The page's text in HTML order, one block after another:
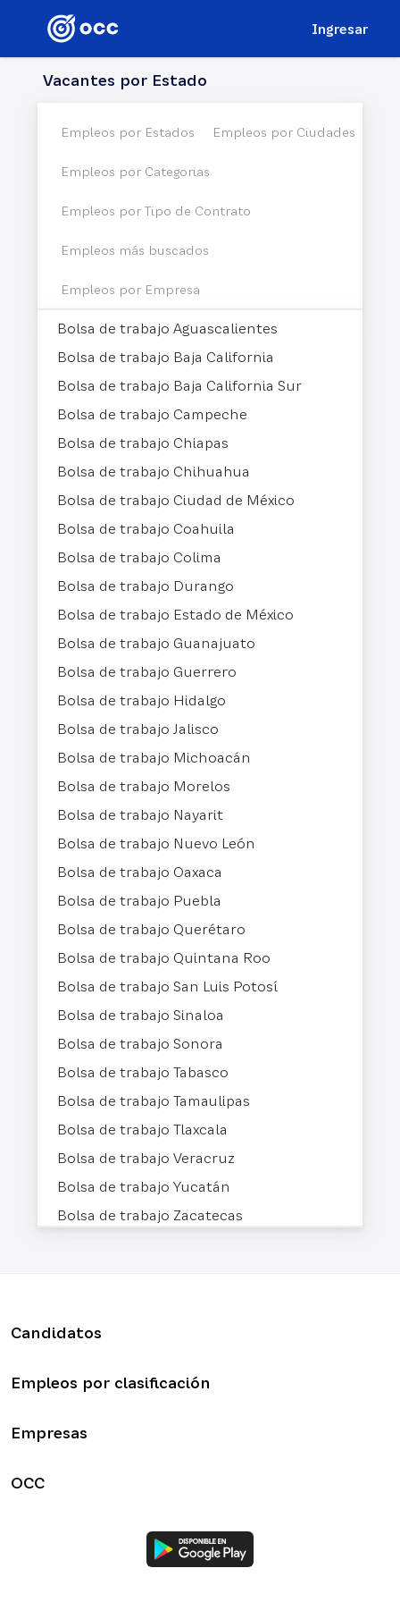
Ingresar
Vacantes por Estado
Empleos por Estados Empleos por Ciudades
Empleos por Categorias
Empleos por Tipo de Contrato
Empleos más buscados
Empleos por Empresa
Bolsa de trabajo Aguascalientes
Bolsa de trabajo Baja California
Bolsa de trabajo Baja California Sur
Bolsa de trabajo Campeche
Bolsa de trabajo Chiapas
Bolsa de trabajo Chihuahua
Bolsa de trabajo Ciudad de México
Bolsa de trabajo Coahuila
Bolsa de trabajo Colima
Bolsa de trabajo Durango
Bolsa de trabajo Estado de México
Bolsa de trabajo Guanajuato
Bolsa de trabajo Guerrero
Bolsa de trabajo Hidalgo
Bolsa de trabajo Jalisco
Bolsa de trabajo Michoacán
Bolsa de trabajo Morelos
Bolsa de trabajo Nayarit
Bolsa de trabajo Nuevo León
Bolsa de trabajo Oaxaca
Bolsa de trabajo Puebla
Bolsa de trabajo Querétaro
Bolsa de trabajo Quintana Roo
Bolsa de trabajo San Luis Potosí
Bolsa de trabajo Sinaloa
Bolsa de trabajo Sonora
Bolsa de trabajo Tabasco
Bolsa de trabajo Tamaulipas
Bolsa de trabajo Tlaxcala
Bolsa de trabajo Veracruz
Bolsa de trabajo Yucatán
Bolsa de trabajo Zacatecas
Candidatos
Empleos por clasificación
Empresas
OCC